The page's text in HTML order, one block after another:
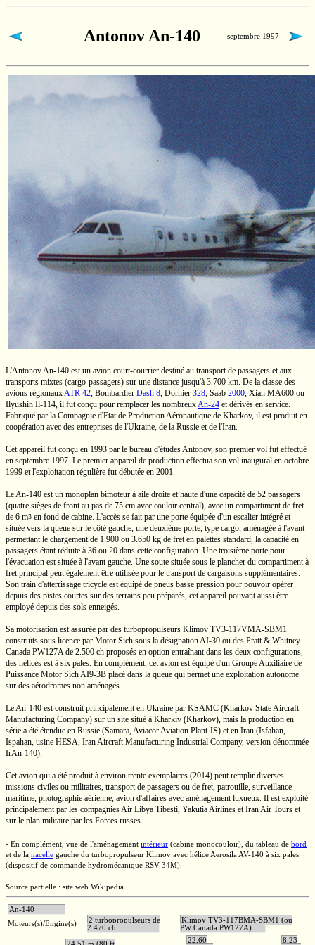
Antonov An-140 septembre 1997
L'AntonovAn-140 est un avion court-courrier destiné au transport de passagers et aux
transports mixtes (cargo-passagers) sur une distance jusqu'à 3.700 km. De la classe des
avions régionauxATR 42, Bombardier Dash 8, Dornier 328, Saab 2000, Xian MA600 ou
Ilyushin Il-114, il fut conçu pour remplacer les nombreuxAn-24 et dérivés en service.
Fabriqué par la Compagnie d'Etat de Production Aéronautique de Kharkov, il est produit en
coopération avec des entreprises de l'Ukraine, de la Russie et de l'Iran.
Cet appareil fut conçu en 1993 par le bureau d'études Antonov, son premier vol fut effectué
en septembre 1997. Le premier appareil de production effectua son vol inaugural en octobre
1999 et l'exploitation régulière fut débutée en 2001.
LeAn-140 est un monoplan bimoteur à aile droite et haute d'une capacité de 52 passagers
(quatre sièges de front au pas de 75 cm avec couloir central), avec un compartiment de fret
de 6 m3 en fond de cabine. L'accès se fait par une porte équipée d'un escalier intégré et
située vers la queue sur le côté gauche, une deuxième porte, type cargo, aménagée à l'avant
permettant le chargement de 1.900 ou 3.650 kg de fret en palettes standard, la capacité en
passagers étant réduite à 36 ou 20 dans cette configuration. Une troisième porte pour
l'évacuation est située à l'avant gauche. Une soute située sous le plancher du compartiment à
fret principal peut également être utilisée pour le transport de cargaisons supplémentaires.
Son train d'atterrissage tricycle est équipé de pneus basse pression pour pouvoir opérer
depuis des pistes courtes sur des terrains peu préparés, cet appareil pouvant aussi être
employé depuis des sols enneigés.
Sa motorisation est assurée par des turbopropulseurs Klimov TV3-117VMA-SBM1
construits sous licence par Motor Sich sous la désignationAI-30 ou des Pratt & Whitney
Canada PW127A de 2.500 ch proposés en option entraînant dans les deux configurations,
des hélices est à six pales. En complément, cet avion est équipé d'un Groupe Auxiliaire de
Puissance Motor SichAI9-3B placé dans la queue qui permet une exploitation autonome
sur des aérodromes non aménagés.
LeAn-140 est construit principalement en Ukraine par KSAMC (Kharkov State Aircraft
Manufacturing Company) sur un site situé à Kharkiv (Kharkov), mais la production en
série a été étendue en Russie (Samara, Aviacor Aviation Plant JS) et en Iran (Isfahan,
Ispahan, usine HESA, Iran Aircraft Manufacturing Industrial Company, version dénommée
IrAn-140).
Cet avion qui a été produit à environ trente exemplaires (2014) peut remplir diverses
missions civiles ou militaires, transport de passagers ou de fret, patrouille, surveillance
maritime, photographie aérienne, avion d'affaires avec aménagement luxueux. Il est exploité
principalement par les compagnies Air Libya Tibesti, Yakutia Airlines et Iran Air Tours et
sur le plan militaire par les Forces russes.
- En complément, vue de l'aménagement intérieur (cabine monocouloir), du tableau de bord
et de la nacelle gauche du turbopropulseur Klimov avec hélice Aerosila AV-140 à six pales
(dispositif de commande hydromécanique RSV-34M).
Source partielle : site web Wikipedia.
An-140
Moteurs(s)/Engine(s)
2 turbopropulseurs de
2.470 ch
Klimov TV3-117BMA-SBM1 (ou
PW Canada PW127A)
22,60
8,23